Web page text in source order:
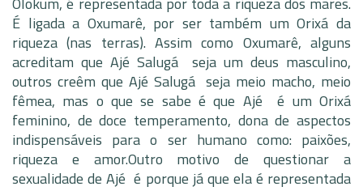
É ligada a Oxumarê, por ser também um Orixá da
riqueza (nas terras). Assim como Oxumarê, alguns
acreditam que Ajé Salugá seja um deus masculino,
outros creêm que Ajé Salugá seja meio macho, meio
fêmea, mas o que se sabe é que Ajé é um Orixá
feminino, de doce temperamento, dona de aspectos
indispensáveis para o ser humano como: paixões,
riqueza e amor.Outro motivo de questionar a
sexualidade de Ajé é porque já que ela é representada